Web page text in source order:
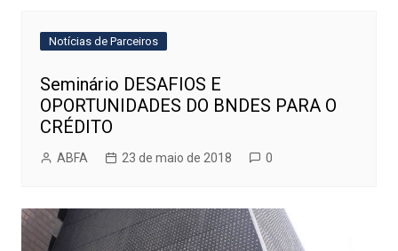
Notícias de Parceiros
Seminário DESAFIOS E
OPORTUNIDADES DO BNDES PARA O
CRÉDITO
ABFA 23 de maio de 2018 0